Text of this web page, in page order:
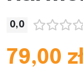
0,0
79,00 zł